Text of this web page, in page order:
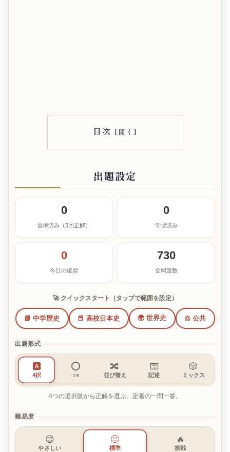
目次
出題設定
0
習得済み（3回正解）
0
学習済み
0
今日の復習
730
全問題数
🚀 クイックスタート（タップで範囲を設定）
📗 中学歴史 📕 高校日本史 🌍 世界史 ⚖️ 公共
出題形式
🅰️
4択
⭕
○×
🔀
並び替え
⌨️
記述
🎲
ミックス
4つの選択肢から正解を選ぶ、定番の一問一答。
難易度
😊
やさしい
🙂
標準
🔥
挑戦